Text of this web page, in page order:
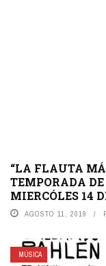
“LA FLAUTA
TEMPORADA
MIERCÓLES 14
AGOSTO 11, 2019
MÚSICA